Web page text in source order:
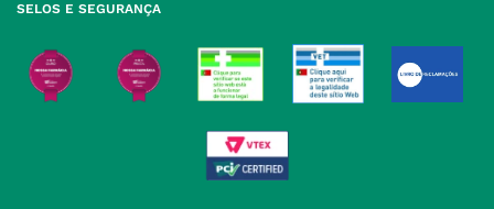
SELOS E SEGURANÇA